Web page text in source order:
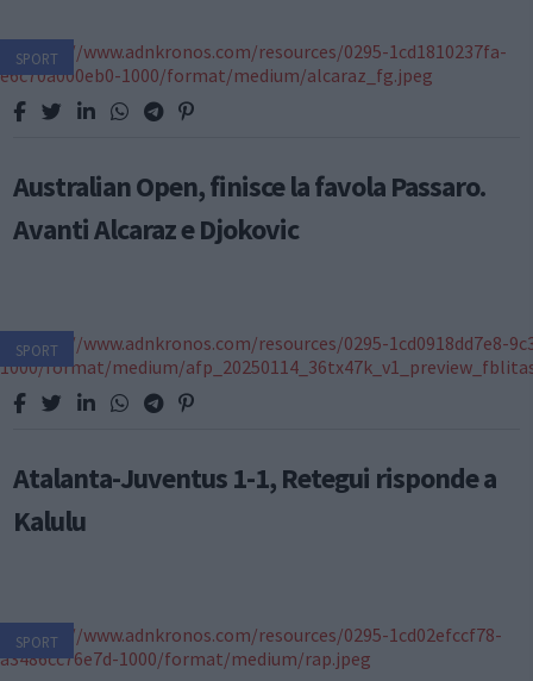
SPORT
Australian Open, finisce la favola Passaro.
Avanti Alcaraz e Djokovic
SPORT
Atalanta-Juventus 1-1, Retegui risponde a
Kalulu
SPORT